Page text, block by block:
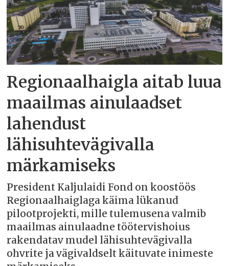
Regionaalhaigla aitab luua
maailmas ainulaadset
lahendust
lähisuhtevägivalla
märkamiseks
President Kaljulaidi Fond on koostöös
Regionaalhaiglaga käima lükanud
pilootprojekti, mille tulemusena valmib
maailmas ainulaadne töötervishoius
rakendatav mudel lähisuhtevägivalla
ohvrite ja vägivaldselt käituvate inimeste